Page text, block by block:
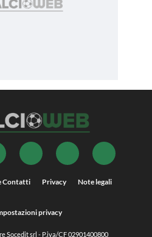
Contatti Privacy Note legali
privacy
Socedit srl - P.iva/CF 02901400800